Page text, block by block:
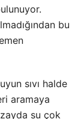
bu
sıvı halde
aramaya
su çok